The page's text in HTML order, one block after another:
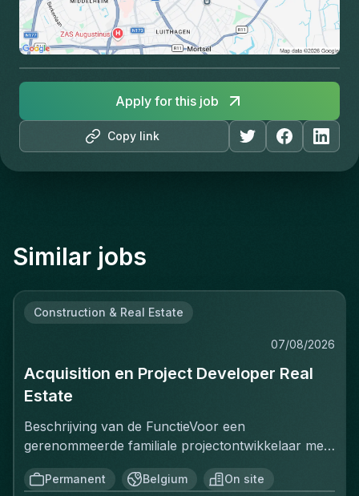
Copy link
Apply for this job
Similar jobs
Construction & Real Estate
07/08/2026
Acquisition en Project Developer Real
Estate
Beschrijving van de FunctieVoor een
gerenommeerde familiale projectontwikkelaar met
een sterke positie op de Belgische vastgoedmarkt,
zoekt een ervaren Projectontwikkelaar die
Permanent Belgium On site